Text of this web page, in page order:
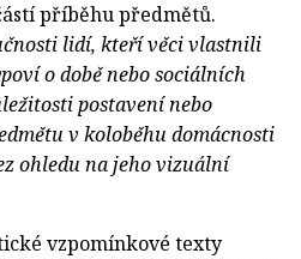
příběhu předmětů.
lidí, kteří věci vlastnili
o době nebo sociálních
postavení nebo
v koloběhu domácnosti
ohledu na jeho vizuální
vzpomínkové texty